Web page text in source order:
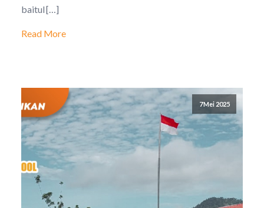
baitul […]
Read More
7 Mei 2025